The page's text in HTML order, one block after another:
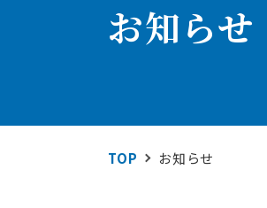
技術情報
お知らせ
TOP お知らせ